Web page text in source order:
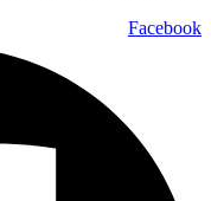
Facebook